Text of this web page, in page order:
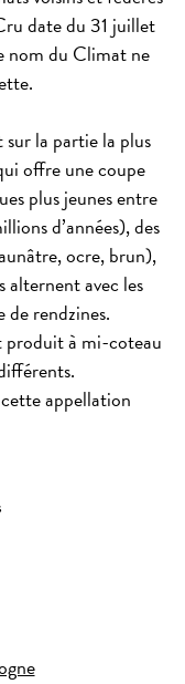
date du 31 juillet
nom du Climat ne
la partie la plus
offre une coupe
plus jeunes entre
d’années), des
ocre, brun),
alternent avec les
de rendzines.
produit à mi-coteau
appellation